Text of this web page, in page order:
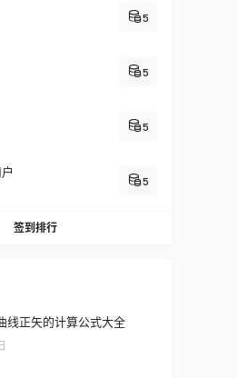
5
5
5
5
签到排行
线正矢的计算公式大全